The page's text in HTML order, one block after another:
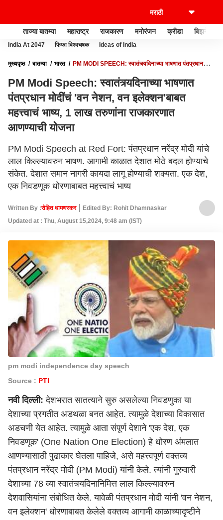
ताज्या बातम्या महाराष्ट्र राजकारण मनोरंजन क्रीडा बिझनेस
India At 2047 फिफा विश्वचषक Ideas of India
मुख्यपृष्ठ बातम्या भारत
PM MODI SPEECH: स्वातंत्र्यदिनाच्या भाषणात पंतप्रधान
PM Modi Speech: स्वातंत्र्यदिनाच्या भाषणात
पंतप्रधान मोदींचं 'वन नेशन, वन इलेक्शन'बाबत
महत्त्वाचं भाष्य, 1 लाख तरुणांना राजकारणात
आणण्याची योजना
PM Modi Speech at Red Fort: पंतप्रधान नरेंद्र मोदी यांचे
लाल किल्ल्यावरुन भाषण. आगामी काळात देशात मोठे बदल होण्याचे
संकेत. देशात समान नागरी कायदा लागू होण्याची शक्यता. एक देश,
एक निवडणूक धोरणाबाबत महत्त्वाचं भाष्य
Written By :रोहित धामणस्कर
Edited By: Rohit Dhamnaskar
Updated at : Thu, August 15,2024, 9:48 am (IST)
pm modi independence day speech
Source : PTI
नवी दिल्ली: देशभरात सातत्याने सुरु असलेल्या निवडणुका या
देशाच्या प्रगतीत अडथळा बनत आहेत. त्यामुळे देशाच्या विकासात
अडचणी येत आहेत. त्यामुळे आता संपूर्ण देशाने 'एक देश, एक
निवडणूक' (One Nation One Election) हे धोरण अंमलात
आणण्यासाठी पुढाकार घेतला पाहिजे, असे महत्त्वपूर्ण वक्तव्य
पंतप्रधान नरेंद्र मोदी (PM Modi) यांनी केले. त्यांनी गुरुवारी
देशाच्या 78 व्या स्वातंत्र्यदिनानिमित्त लाल किल्ल्यावरुन
देशवासियांना संबोधित केले. यावेळी पंतप्रधान मोदी यांनी 'वन नेशन,
वन इलेक्शन' धोरणाबाबत केलेले वक्तव्य आगामी काळाच्यादृष्टीने